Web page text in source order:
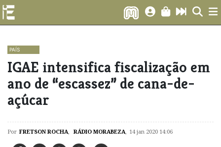
PAÍS
​IGAE intensifica fiscalização em
ano de “escassez” de cana-de-
açúcar
Por FRETSON ROCHA, RÁDIO MORABEZA, 14 jan 2020 14:06